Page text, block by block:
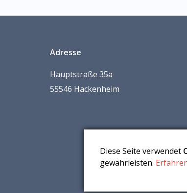
Adresse
Hauptstraße 35a
55546 Hackenheim
Diese Seite verwendet
gewährleisten.